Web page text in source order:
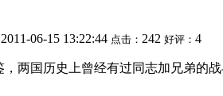
2011-06-15 13:22:44 点击： 242 好评： 4
两国历史上曾经有过同志加兄弟的